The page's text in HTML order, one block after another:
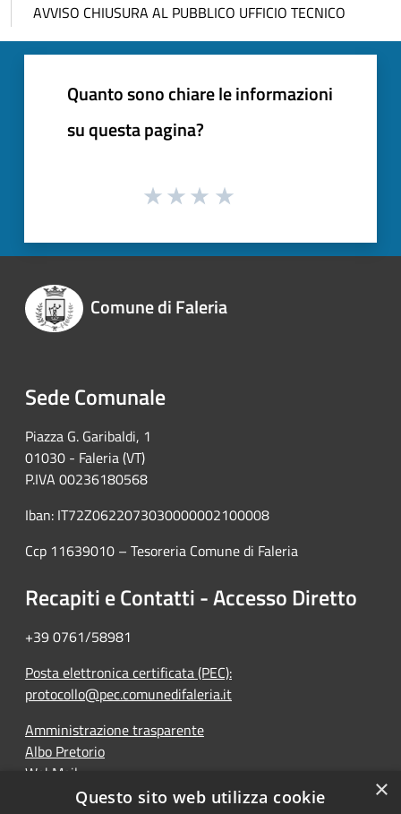
AVVISO CHIUSURA AL PUBBLICO UFFICIO TECNICO
Quanto sono chiare le informazioni
su questa pagina?
Comune di Faleria
Sede Comunale
Piazza G. Garibaldi, 1
01030 - Faleria (VT)
P.IVA 00236180568
Iban: IT72Z0622073030000002100008
Ccp 11639010 – Tesoreria Comune di Faleria
Recapiti e Contatti - Accesso Diretto
+39 0761/58981
Posta elettronica certificata (PEC):
protocollo@pec.comunedifaleria.it
Amministrazione trasparente
Albo Pretorio
WebMail
Dichiarazione di accessibilità
×
Questo sito web utilizza cookie